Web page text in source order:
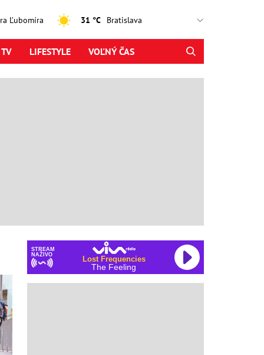
Ľubomíra 31 °C
LIFESTYLE VOĽNÝ ČAS
STREAM
NAŽIVO
Lost Frequencies
The Feeling